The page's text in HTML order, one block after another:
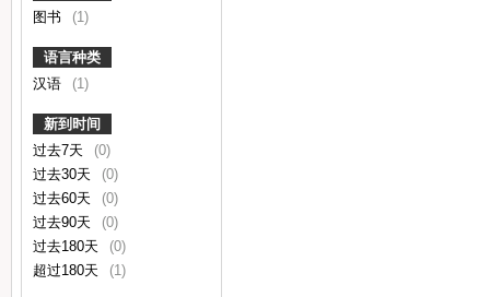
图书
(1)
语言种类
汉语
(1)
新到时间
过去7天
(0)
过去30天
(0)
过去60天
(0)
过去90天
(0)
过去180天
(0)
超过180天
(1)